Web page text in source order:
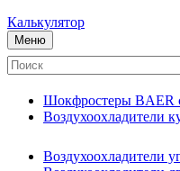
Калькулятор
Меню
Шокфростеры BAER
Воздухоохладители
Воздухоохладители